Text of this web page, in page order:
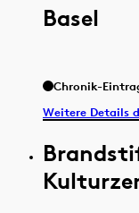
Basel
Chronik-
Weitere Details